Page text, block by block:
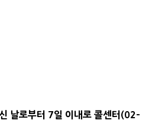
날로부터 7일 이내로 콜센터(02-